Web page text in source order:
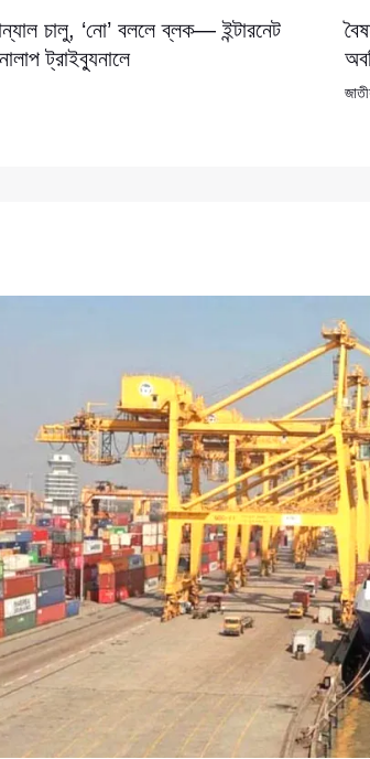
চালু, ‘নো’ বললে ব্লক— ইন্টারনেট
ট্রাইব্যুনালে